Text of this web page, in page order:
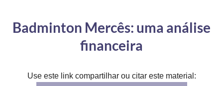
Controladoria-Geral da União
Secretaria-Geral
Badminton Mercês: uma análise
financeira
Use este link compartilhar ou citar este material: